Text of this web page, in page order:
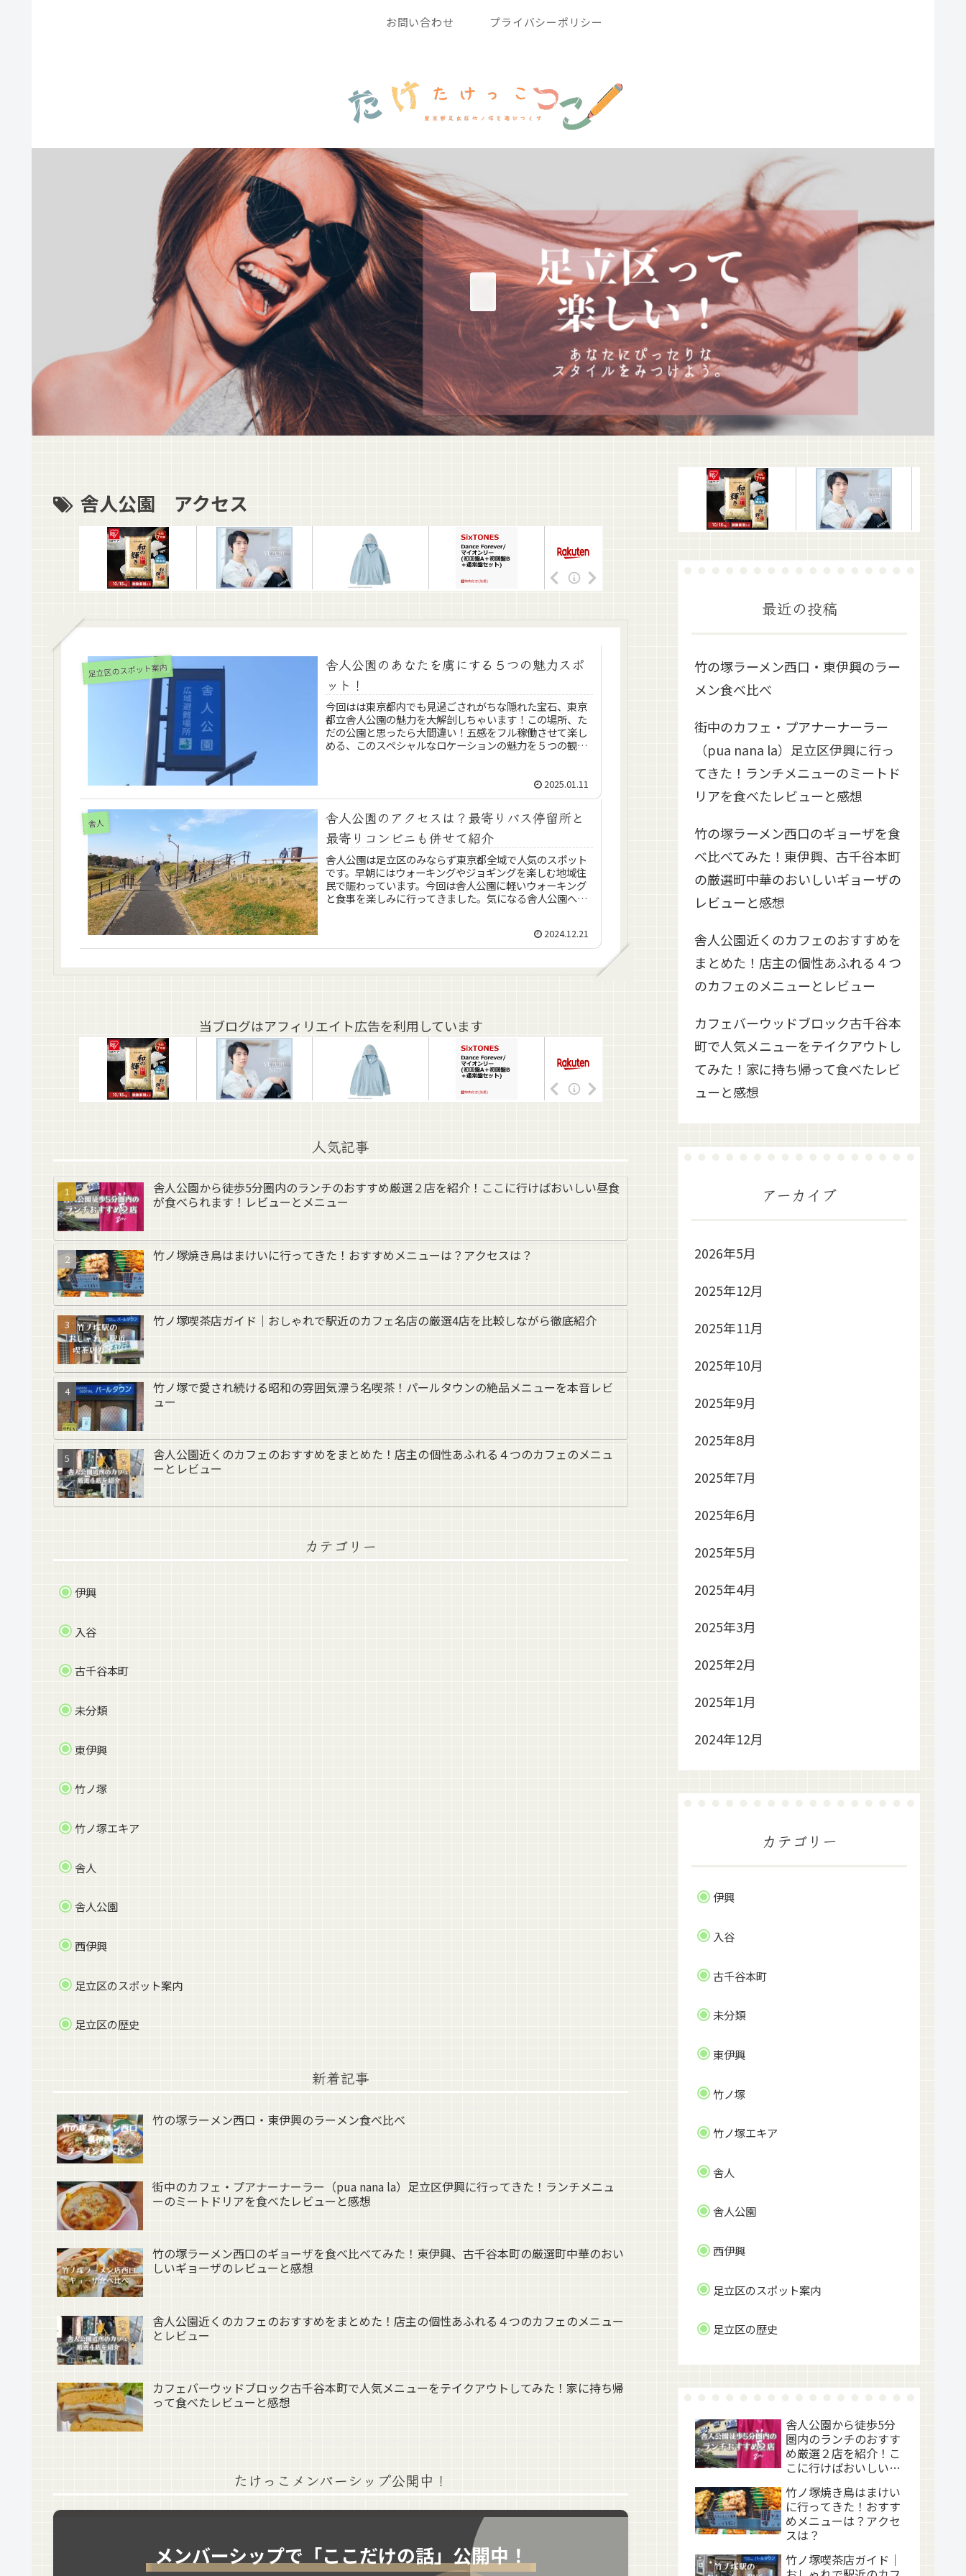
お問い合わせ プライバシーポリシー
舎人公園 アクセス
足立区のスポット案内
舎人公園のあなたを虜にする５つの魅力スポ
ット！
今回はは東京都内でも見過ごされがちな隠れた宝石、東京
都立舎人公園の魅力を大解剖しちゃいます！この場所、た
だの公園と思ったら大間違い！五感をフル稼働させて楽し
める、このスペシャルなロケーションの魅力を５つの観光
2025.01.11
舎人
舎人公園のアクセスは？最寄りバス停留所と
最寄りコンビニも併せて紹介
舎人公園は足立区のみならず東京都全域で人気のスポット
です。早朝にはウォーキングやジョギングを楽しむ地域住
民で賑わっています。今回は舎人公園に軽いウォーキング
と食事を楽しみに行ってきました。気になる舎人公園への
2024.12.21
当ブログはアフィリエイト広告を利用しています
人気記事
舎人公園から徒歩5分圏内のランチのおすすめ厳選２店を紹介！ここに行けばおいしい昼食
が食べられます！レビューとメニュー
竹ノ塚焼き鳥はまけいに行ってきた！おすすめメニューは？アクセスは？
竹ノ塚喫茶店ガイド｜おしゃれで駅近のカフェ名店の厳選4店を比較しながら徹底紹介
竹ノ塚で愛され続ける昭和の雰囲気漂う名喫茶！パールタウンの絶品メニューを本音レビ
ュー
舎人公園近くのカフェのおすすめをまとめた！店主の個性あふれる４つのカフェのメニュ
ーとレビュー
カテゴリー
伊興
入谷
古千谷本町
未分類
東伊興
竹ノ塚
竹ノ塚エキア
舎人
舎人公園
西伊興
足立区のスポット案内
足立区の歴史
新着記事
竹の塚ラーメン西口・東伊興のラーメン食べ比べ
街中のカフェ・プアナーナーラー（pua nana la）足立区伊興に行ってきた！ランチメニュ
ーのミートドリアを食べたレビューと感想
竹の塚ラーメン西口のギョーザを食べ比べてみた！東伊興、古千谷本町の厳選町中華のおい
しいギョーザのレビューと感想
舎人公園近くのカフェのおすすめをまとめた！店主の個性あふれる４つのカフェのメニュー
とレビュー
カフェバーウッドブロック古千谷本町で人気メニューをテイクアウトしてみた！家に持ち帰
って食べたレビューと感想
たけっこメンバーシップ公開中！
メンバーシップで「ここだけの話」公開中！
最近の投稿
竹の塚ラーメン西口・東伊興のラー
メン食べ比べ
街中のカフェ・プアナーナーラー
（pua nana la）足立区伊興に行っ
てきた！ランチメニューのミートド
リアを食べたレビューと感想
竹の塚ラーメン西口のギョーザを食
べ比べてみた！東伊興、古千谷本町
の厳選町中華のおいしいギョーザの
レビューと感想
舎人公園近くのカフェのおすすめを
まとめた！店主の個性あふれる４つ
のカフェのメニューとレビュー
カフェバーウッドブロック古千谷本
町で人気メニューをテイクアウトし
てみた！家に持ち帰って食べたレビ
ューと感想
アーカイブ
2026年5月
2025年12月
2025年11月
2025年10月
2025年9月
2025年8月
2025年7月
2025年6月
2025年5月
2025年4月
2025年3月
2025年2月
2025年1月
2024年12月
カテゴリー
伊興
入谷
古千谷本町
未分類
東伊興
竹ノ塚
竹ノ塚エキア
舎人
舎人公園
西伊興
足立区のスポット案内
足立区の歴史
舎人公園から徒歩5分
圏内のランチのおすす
め厳選２店を紹介！こ
こに行けばおいしい昼
ビューとメニュー
竹ノ塚焼き鳥はまけい
に行ってきた！おすす
めメニューは？アクセ
スは？
竹ノ塚喫茶店ガイド｜